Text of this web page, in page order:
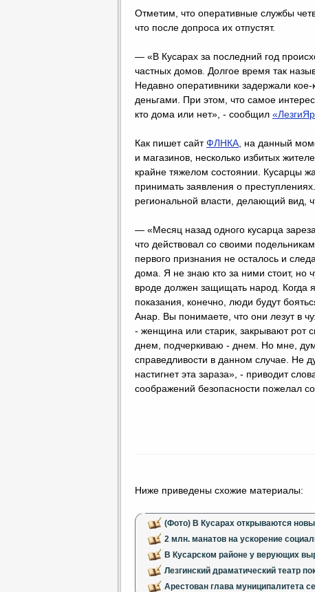
Отметим, что оперативные службы
что после допроса их отпустят.
— «В Кусарах за последний год
частных домов. Долгое время так
Недавно оперативники задержали кое-
деньгами. При этом, что самое
кто дома или нет», - сообщил
Как пишет сайтФЛНКА , на данный
и магазинов, несколько избитых
крайне тяжелом состоянии. Кусарцы
принимать заявления о
региональной власти, делающий вид,
— «Месяц назад одного кусарца
что действовал со своими
первого признания не осталось и
дома. Я не знаю кто за ними стоит, но
вроде должен защищать народ. Когда
показания, конечно, люди будут
Анар. Вы понимаете, что они лезут в
- женщина или старик, закрывают рот
днем, подчеркиваю - днем. Но мне,
справедливости в данном случае. Не
настигнет эта зараза», - приводит
соображений безопасности пожелал
Ниже приведены схожие материалы:
(Фото) В Кусарах открываются
2 млн. манатов на ускорение
В Кусарском районе у верующих
Лезгинский драматический театр
Арестован глава муниципалитета